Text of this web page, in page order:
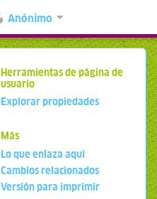
Anónimo
Herramientas de página de
usuario
Explorar propiedades
Más
Lo que enlaza aquí
Cambios relacionados
Versión para imprimir